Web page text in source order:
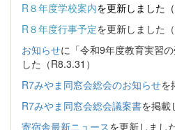
R８年度学校案内を更新しました（
R８年度行事予定を更新しました（
お知らせに「令和9年度教育実習
した（R8.3.31）
R7みやま同窓会総会のお知らせを
R7みやま同窓会総会議案書を掲載
寄宿舎最新ニュースを更新しまし